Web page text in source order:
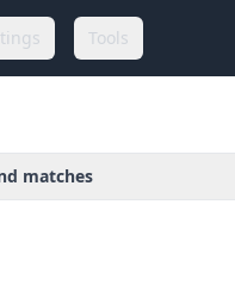
Tools
matches